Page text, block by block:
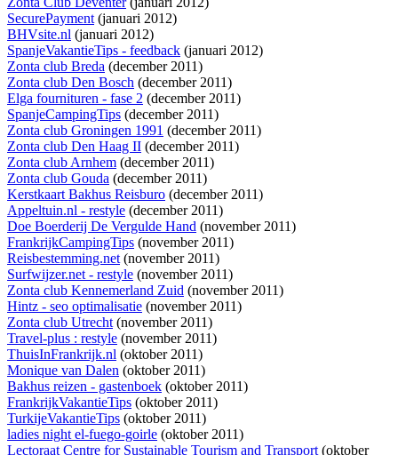
SecurePayment(januari 2012)
BHVsite.nl (januari 2012)
SpanjeVakantieTips - feedback (januari 2012)
Zonta club Breda (december 2011)
Zonta club Den Bosch (december 2011)
Elga fournituren - fase 2 (december 2011)
SpanjeCampingTips (december 2011)
Zonta club Groningen 1991 (december 2011)
Zonta club Den Haag II (december 2011)
Zonta club Arnhem (december 2011)
Zonta club Gouda (december 2011)
Kerstkaart Bakhus Reisburo (december 2011)
Appeltuin.nl - restyle (december 2011)
Doe Boerderij De Vergulde Hand (november 2011)
FrankrijkCampingTips (november 2011)
Reisbestemming.net(november 2011)
Surfwijzer.net - restyle (november 2011)
Zonta club Kennemerland Zuid (november 2011)
Hintz - seo optimalisatie (november 2011)
Zonta club Utrecht(november 2011)
Travel-plus : restyle (november 2011)
ThuisInFrankrijk.nl (oktober 2011)
Monique van Dalen (oktober 2011)
Bakhus reizen - gastenboek (oktober 2011)
FrankrijkVakantieTips (oktober 2011)
TurkijeVakantieTips (oktober 2011)
ladies night el-fuego-goirle (oktober 2011)
Lectoraat Centre for Sustainable Tourism and Transport(oktober